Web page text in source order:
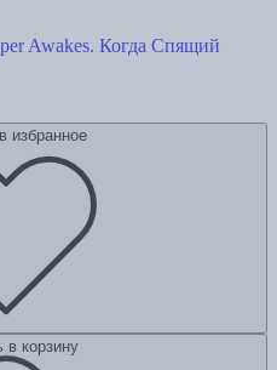
Awakes. Когда Спящий
избранное
в корзину